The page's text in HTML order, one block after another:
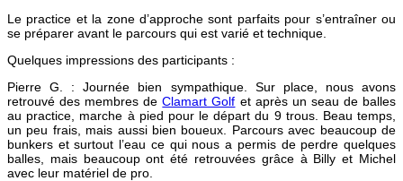
Le practice et la zone d’approche sont parfaits pour s’entraîner ou
se préparer avant le parcours qui est varié et technique.
Quelques impressions des participants :
Pierre G. : Journée bien sympathique. Sur place, nous avons
retrouvé des membres deClamart Golf et après un seau de balles
au practice, marche à pied pour le départ du 9 trous. Beau temps,
un peu frais, mais aussi bien boueux. Parcours avec beaucoup de
bunkers et surtout l’eau ce qui nous a permis de perdre quelques
balles, mais beaucoup ont été retrouvées grâce à Billy et Michel
avec leur matériel de pro.